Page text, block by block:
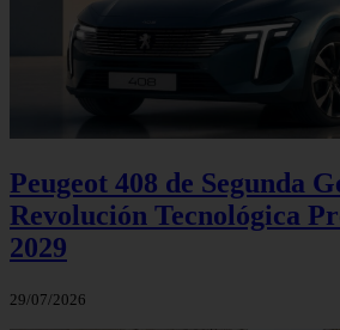
Peugeot 408 de Segunda
Revolución Tecnológica
2029
29/07/2026